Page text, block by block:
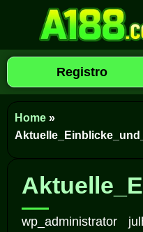
Registro
Home »
wp_administrator